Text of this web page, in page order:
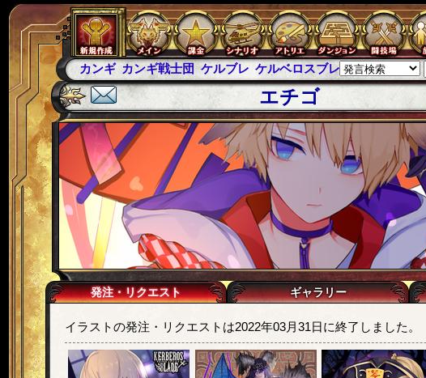
カンギ カンギ戦士団 ケルブレ ケルベロスブレイド スパイラス
エチゴ
発注・リクエスト ギャラリー
イラストの発注・リクエストは2022年03月31日に終了しました。